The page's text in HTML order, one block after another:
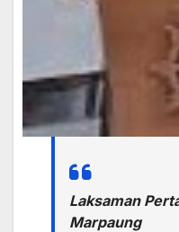
Laksaman
Marpaung